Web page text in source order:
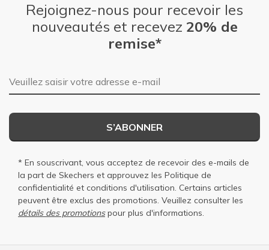
Rejoignez-nous pour recevoir les
nouveautés et recevez 20% de
remise*
Adresse e-mail
S’ABONNER
* En souscrivant, vous acceptez de recevoir des e-mails de
la part de Skechers et approuvez les Politique de
confidentialité et conditions d'utilisation. Certains articles
peuvent être exclus des promotions. Veuillez consulter les
détails des promotionspour plus d'informations.